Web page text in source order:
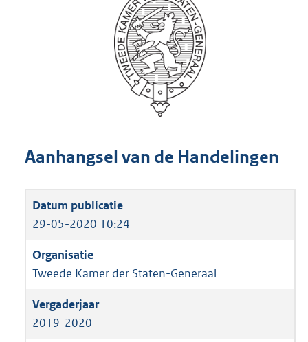
Aanhangsel van de Handelingen
29-05-2020 10:24
Tweede Kamer der Staten-Generaal
2019-2020